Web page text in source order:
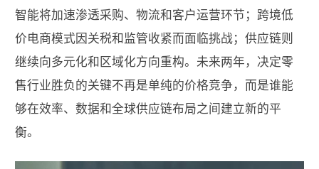
智能将加速渗透采购、物流和客户运营环节；跨境低
价电商模式因关税和监管收紧而面临挑战；供应链则
继续向多元化和区域化方向重构。未来两年，决定零
售行业胜负的关键不再是单纯的价格竞争，而是谁能
够在效率、数据和全球供应链布局之间建立新的平
衡。